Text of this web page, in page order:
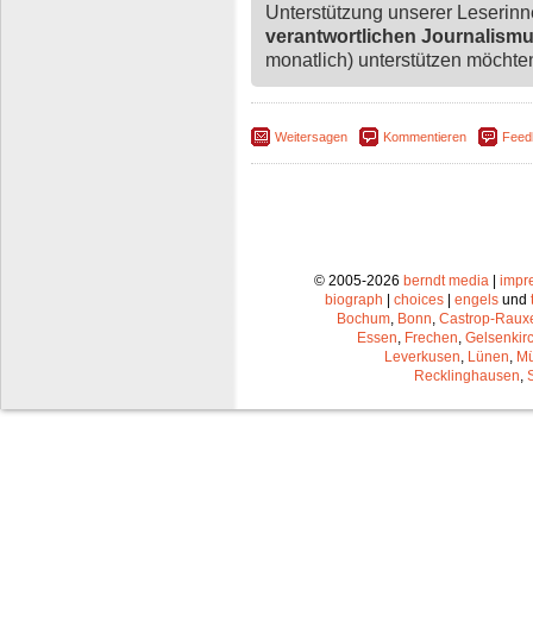
Unterstützung unserer
verantwortlichen
monatlich) unterstützen
Weitersagen Kommentieren
© 2005-2026 berndt media|
biograph
choices engels und
Bochum, Bonn, Castrop-
Essen, Frechen,
Leverkusen, Lünen,
Recklinghausen,